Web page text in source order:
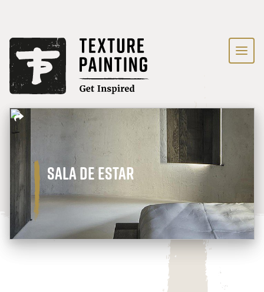
Sala de Estar